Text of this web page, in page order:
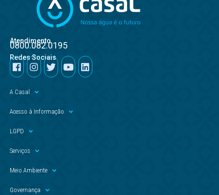
Atendimento
0800.082.0195
Redes Sociais
A Casal
Acesso à Informação
LGPD
Serviços
Meio Ambiente
Governança